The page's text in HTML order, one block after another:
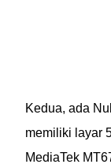
Kedua, ada
memiliki layar
MediaTek